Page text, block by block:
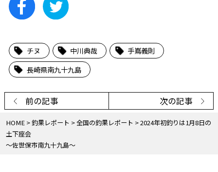
HOME 釣果レポート 全国の釣果レポート
2024年初釣りは1月8日の
土下座会
～佐世保市南九十九島～
チヌ 中川典哉
手嶌義則
長崎県南九十九島
前の記事 次の記事